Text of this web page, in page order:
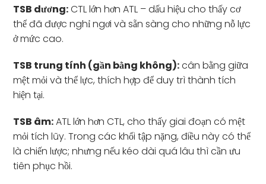
TSB dương:CTL lớn hơn ATL – dấu hiệu cho thấy cơ
thể đã được nghỉ ngơi và sẵn sàng cho những nỗ lực
ở mức cao.
TSB trung tính (gần bằng không):cân bằng giữa
mệt mỏi và thể lực, thích hợp để duy trì thành tích
hiện tại.
TSB âm:ATL lớn hơn CTL, cho thấy giai đoạn có mệt
mỏi tích lũy. Trong các khối tập nặng, điều này có thể
là chiến lược; nhưng nếu kéo dài quá lâu thì cần ưu
tiên phục hồi.